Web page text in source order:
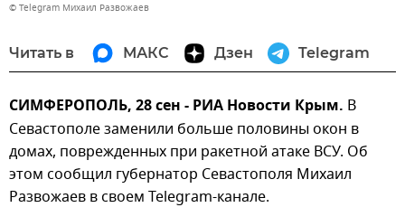
© Telegram Михаил Развожаев
Читать в МАКС Дзен Telegram
СИМФЕРОПОЛЬ, 28 сен - РИА Новости Крым. В
Севастополе заменили больше половины окон в
домах, поврежденных при ракетной атаке ВСУ. Об
этом сообщил губернатор Севастополя Михаил
Развожаев в своем Telegram-канале.